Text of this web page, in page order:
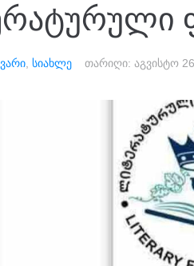
სიახლე თარიღი: აგვისტო